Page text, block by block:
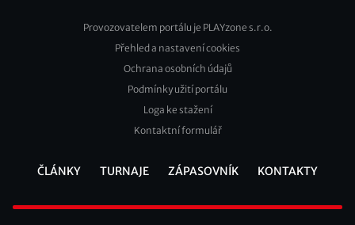
Footer
Provozovatelem portálu je PLAYzone s.r.o.
Přehled a nastavení cookies
Ochrana osobních údajů
Podmínky užití portálu
Loga ke stažení
Kontaktní formulář
ČLÁNKY TURNAJE ZÁPASOVNÍK KONTAKTY